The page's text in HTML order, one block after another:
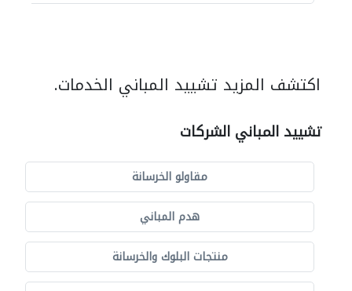
اكتشف المزيد تشييد المباني الخدمات.
تشييد المباني الشركات
مقاولو الخرسانة
هدم المباني
منتجات البلوك والخرسانة